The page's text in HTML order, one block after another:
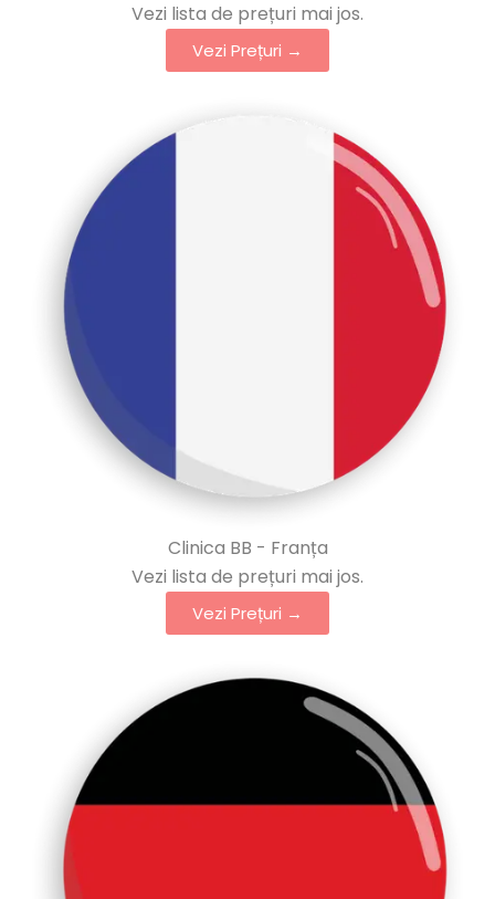
Vezi lista de prețuri mai jos.
Vezi Prețuri →
Clinica BB - Franța
Vezi lista de prețuri mai jos.
Vezi Prețuri →